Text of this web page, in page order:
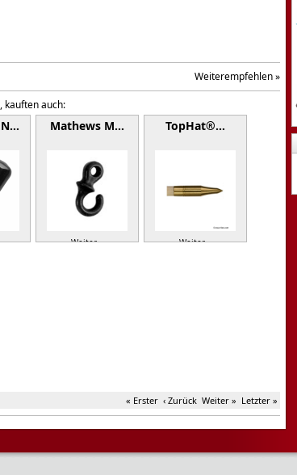
Weiterempfehlen »
kauften auch:
Mathews M…
Weiter »
TopHat®…
Weiter »
« Erster ‹ Zurück Weiter » Letzter »